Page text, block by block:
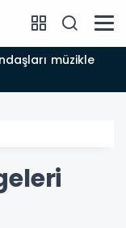
keyfi yaşadı